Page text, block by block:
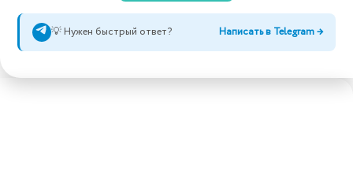
💡 Нужен быстрый ответ? Написать в Telegram →